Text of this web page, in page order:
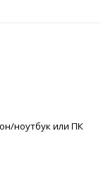
ноутбук или ПК